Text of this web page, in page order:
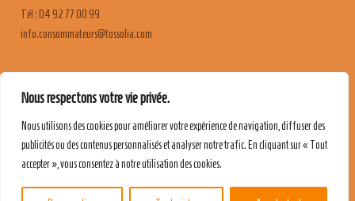
Nous respectons votre vie privée.
Nous utilisons des cookies pour améliorer votre expérience de navigation, diffuser des
publicités ou des contenus personnalisés et analyser notre trafic. En cliquant sur « Tout
accepter », vous consentez à notre utilisation des cookies.
Tél : 04 92 77 00 99
moc.ailossot@sruetammosnoc.ofni
CONTACT & RECRUTEMENT
MENTIONS LÉGALES
POLITIQUE DE CONFIDENTIALITÉ